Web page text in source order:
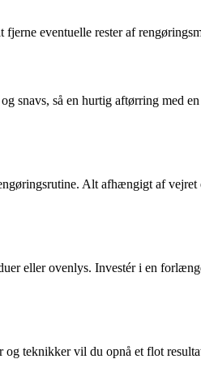
eventuelle rester af
snavs, så en hurtig aftørring med
Alt afhængigt af
eller ovenlys. Investér i en
teknikker vil du opnå et flot